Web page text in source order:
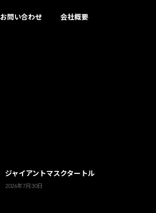
お問い合わせ 会社概要
ジャイアントマスクタートル
2026年7月30日